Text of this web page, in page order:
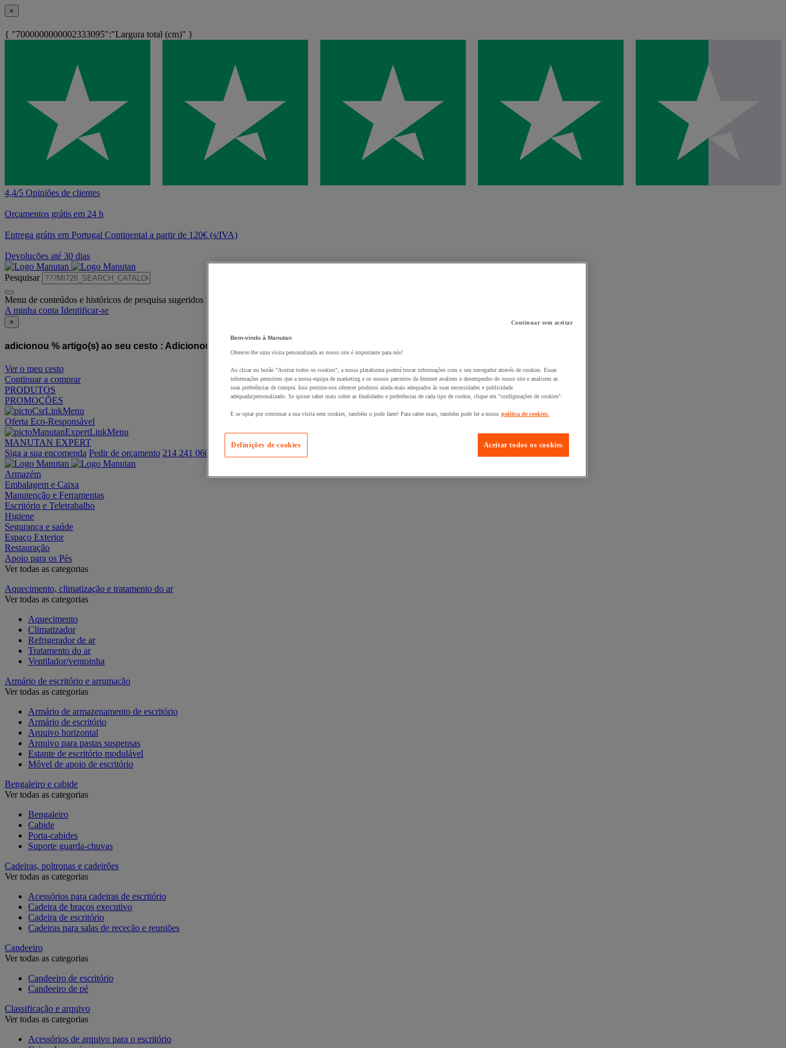
×
{ "7000000000002333095":"Largura total (cm)" }
4,4/5 Opiniões de clientes
Orçamentos grátis em 24 h
Entrega grátis em Portugal Continental a partir de 120€ (s/IVA)
Devoluções até 30 dias
Pesquisar
Menu de conteúdos e históricos de pesquisa sugeridos
A minha conta Identificar-se
×
adicionou % artigo(s) ao seu cesto : Adicionou este artigo ao seu cesto :
Ver o meu cesto
Continuar a comprar
PRODUTOS
PROMOÇÕES
Oferta Eco-Responsável
MANUTAN EXPERT
Siga a sua encomenda Pedir de orçamento 214 241 060
Armazém
Embalagem e Caixa
Manutenção e Ferramentas
Escritório e Teletrabalho
Higiene
Segurança e saúde
Espaço Exterior
Restauração
Apoio para os Pés
Ver todas as categorias
Aquecimento, climatização e tratamento do ar
Ver todas as categorias
Aquecimento
Climatizador
Refrigerador de ar
Tratamento do ar
Ventilador/ventoinha
Armário de escritório e arrumação
Ver todas as categorias
Armário de armazenamento de escritório
Armário de escritório
Arquivo horizontal
Arquivo para pastas suspensas
Estante de escritório modulável
Móvel de apoio de escritório
Bengaleiro e cabide
Ver todas as categorias
Bengaleiro
Cabide
Porta-cabides
Suporte guarda-chuvas
Cadeiras, poltronas e cadeirões
Ver todas as categorias
Acessórios para cadeiras de escritório
Cadeira de braços executivo
Cadeira de escritório
Cadeiras para salas de receção e reuniões
Candeeiro
Ver todas as categorias
Candeeiro de escritório
Candeeiro de pé
Classificação e arquivo
Ver todas as categorias
Acessórios de arquivo para o escritório
Continuar sem aceitar
Bem-vindo à Manutan
Oferecer-lhe uma visita personalizada ao nosso site é importante para nós!
Ao clicar no botão "Aceitar todos os cookies", a nossa plataforma poderá trocar informações com o seu navegador através de cookies. Essas
informações permitem que a nossa equipa de marketing e os nossos parceiros da Internet avaliem o desempenho do nosso site e analisem as
suas preferências de compra. Isso permite-nos oferecer produtos ainda mais adequados às suas necessidades e publicidade
adequada/personalizado. Se quiser saber mais sobre as finalidades e preferências de cada tipo de cookie, clique em "configurações de cookies".
E se optar por continuar a sua visita sem cookies, também o pode fazer! Para saber mais, também pode ler a nossa política de cookies.
Aceitar todos os cookies
Definições de cookies